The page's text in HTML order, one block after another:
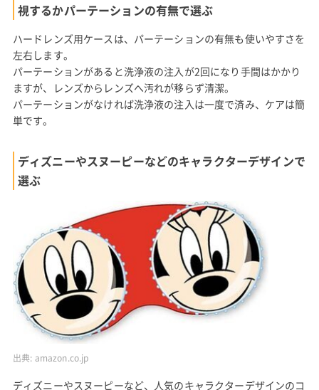
視するかパーテーションの有無で選ぶ
ハードレンズ用ケースは、パーテーションの有無も使いやすさを
左右します。
パーテーションがあると洗浄液の注入が2回になり手間はかかり
ますが、レンズからレンズへ汚れが移らず清潔。
パーテーションがなければ洗浄液の注入は一度で済み、ケアは簡
単です。
ディズニーやスヌーピーなどのキャラクターデザインで
選ぶ
出典: amazon.co.jp
ディズニーやスヌーピーなど、人気のキャラクターデザインのコ